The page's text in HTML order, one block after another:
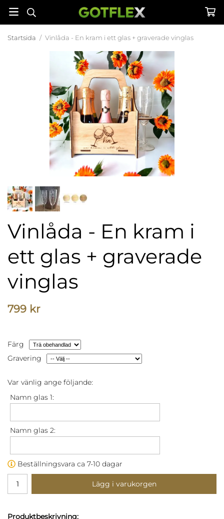
Startsida / Vinlåda - En kram i ett glas + graverade vinglas
Vinlåda - En kram i
ett glas + graverade
vinglas
799 kr
Färg
Gravering
Var vänlig ange följande:
Namn glas 1:
Namn glas 2:
Beställningsvara ca 7-10 dagar
Lägg i varukorgen
Produktbeskrivning: